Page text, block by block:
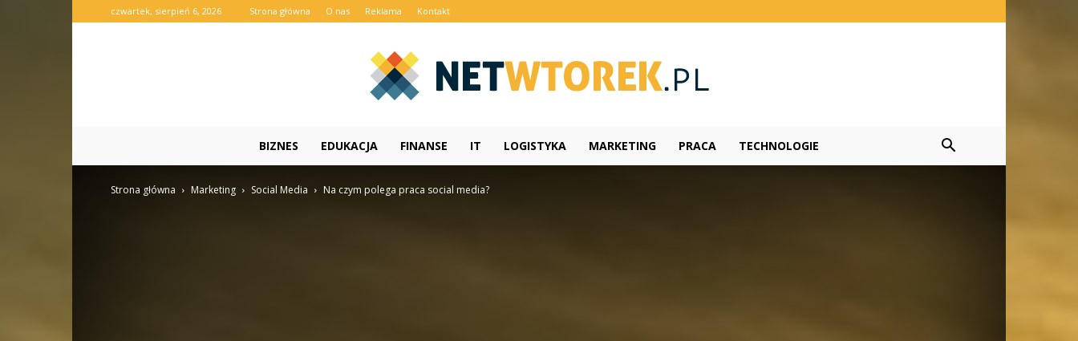
czwartek, sierpień 6, 2026 Strona główna O nas Reklama Kontakt
NetWtorek.pl
BIZNES EDUKACJA FINANSE IT LOGISTYKA MARKETING PRACA TECHNOLOGIE
Strona główna Marketing Social Media Na czym polega praca social media?